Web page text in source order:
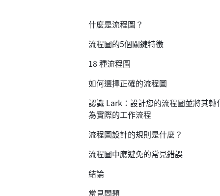
什麼是流程圖？
流程圖的5個關鍵特徵
18 種流程圖
如何選擇正確的流程圖
認識 Lark：設計您的流程圖並將其轉
為實際的工作流程
流程圖設計的規則是什麼？
流程圖中應避免的常見錯誤
結論
常見問題